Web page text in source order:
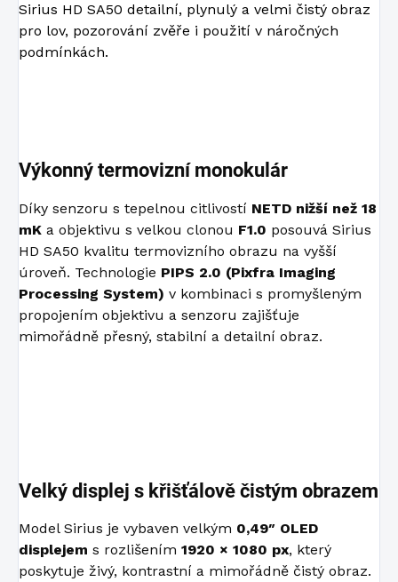
Sirius HD SA50 detailní, plynulý a velmi čistý obraz
pro lov, pozorování zvěře i použití v náročných
podmínkách.
Výkonný termovizní monokulár
Díky senzoru s tepelnou citlivostí NETD nižší než 18
mK a objektivu s velkou clonou F1.0 posouvá Sirius
HD SA50 kvalitu termovizního obrazu na vyšší
úroveň. Technologie PIPS 2.0 (Pixfra Imaging
Processing System) v kombinaci s promyšleným
propojením objektivu a senzoru zajišťuje
mimořádně přesný, stabilní a detailní obraz.
Velký displej s křišťálově čistým obrazem
Model Sirius je vybaven velkým 0,49″ OLED
displejem s rozlišením 1920 × 1080 px, který
poskytuje živý, kontrastní a mimořádně čistý obraz.